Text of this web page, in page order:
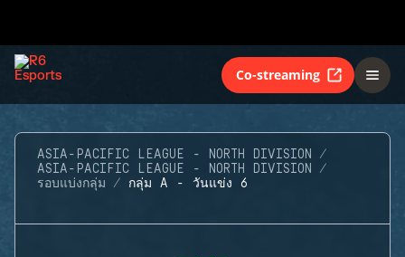
Co-streaming
ASIA-PACIFIC LEAGUE - NORTH DIVISION
ASIA-PACIFIC LEAGUE - NORTH DIVISION
รอบแบ่งกลุ่ม
กลุ่ม A - วันแข่ง 6